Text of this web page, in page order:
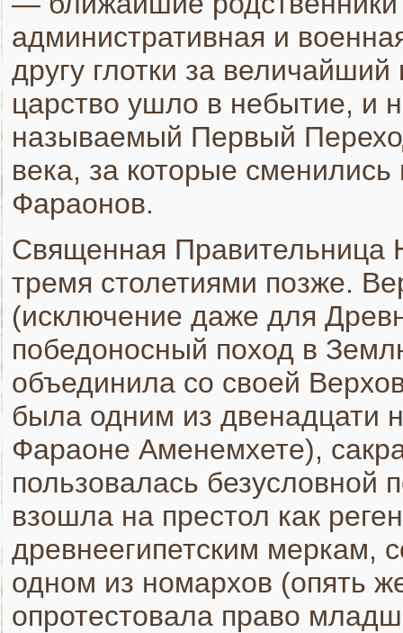
административная и
другу глотки за
царство ушло в небытие, и
называемый Первый
века, за которые
Фараонов.
Священная Правительница
тремя столетиями позже.
(исключение даже для
победоносный поход в
объединила со своей
была одним из двенадцати
Фараоне Аменемхете),
пользовалась безусловной
взошла на престол как
древнеегипетским меркам,
одном из номархов (опять
опротестовала право